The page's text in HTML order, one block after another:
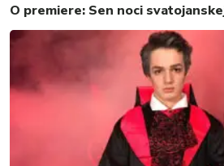
O premiere: Sen noci